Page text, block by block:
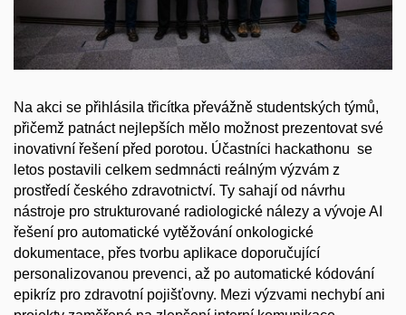
Na akci se přihlásila třicítka převážně studentských týmů,
přičemž patnáct nejlepších mělo možnost prezentovat své
inovativní řešení před porotou. Účastníci hackathonu se
letos postavili celkem sedmnácti reálným výzvám z
prostředí českého zdravotnictví. Ty sahají od návrhu
nástroje pro strukturované radiologické nálezy a vývoje AI
řešení pro automatické vytěžování onkologické
dokumentace, přes tvorbu aplikace doporučující
personalizovanou prevenci, až po automatické kódování
epikríz pro zdravotní pojišťovny. Mezi výzvami nechybí ani